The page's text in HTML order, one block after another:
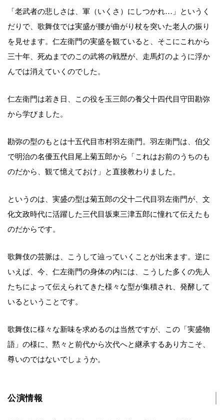
「老武者の悲しさは、軍（いくさ）にしつかれ…」というく
だりで、歌舞伎では実盛が腰が曲がり杖を突いた老人の振り
を見せます。仁左衛門の実盛を観ていると、そこにこれから
三十年、死ぬまでのこの武将の戦歴が、走馬灯のように浮か
んでは消えていくのでした。
仁左衛門は若き日、この役を玉三郎の養父十四代目守田勘弥
から学びました。
勘弥の型のもとは十五代目市村羽左衛門。羽左衛門は、伯父
で明治の名優五代目尾上菊五郎から「これはお前のうちのも
のだから、観て憶えておけ」と直接教わりました。
というのは、実盛の型は菊五郎の父十二代目羽左衛門が、文
化文政時代に活躍した三代目坂東三津五郎に憧れて伝えたも
のだからです。
歌舞伎の芸脈は、こうして辿っていくことが出来ます。逆に
いえば、今、仁左衛門の身体の内には、こうした多くの先人
たちによって伝えられてきた様々な型が集積され、発酵して
いるということです。
歌舞伎に様々な新味を求めるのは当然ですが、この「実盛物
語」の様に、黙々と前代から次代へと継承するあり方こそ、
尊いのではないでしょうか。
公演情報